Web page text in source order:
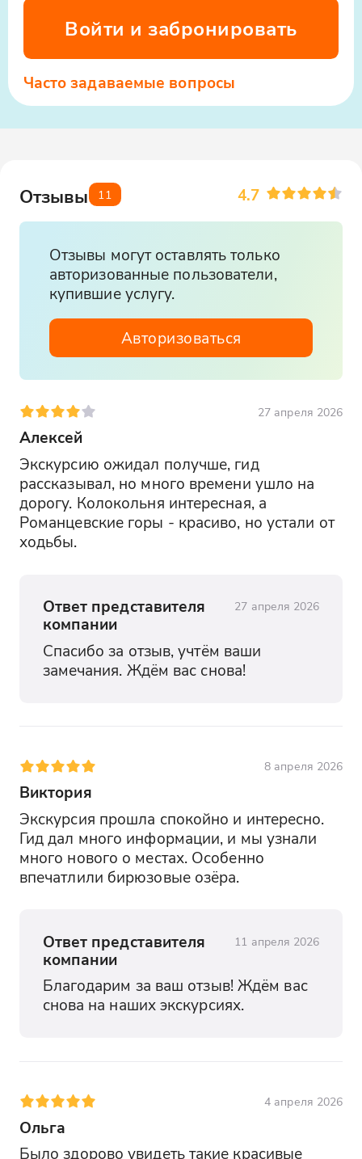
Войти и забронировать
Часто задаваемые вопросы
Отзывы 11 4.7
Отзывы могут оставлять только
авторизованные пользователи,
купившие услугу.
Авторизоваться
27 апреля 2026
Алексей
Экскурсию ожидал получше, гид
рассказывал, но много времени ушло на
дорогу. Колокольня интересная, а
Романцевские горы - красиво, но устали от
ходьбы.
Ответ представителя
компании
27 апреля 2026
Спасибо за отзыв, учтём ваши
замечания. Ждём вас снова!
8 апреля 2026
Виктория
Экскурсия прошла спокойно и интересно.
Гид дал много информации, и мы узнали
много нового о местах. Особенно
впечатлили бирюзовые озёра.
Ответ представителя
компании
11 апреля 2026
Благодарим за ваш отзыв! Ждём вас
снова на наших экскурсиях.
4 апреля 2026
Ольга
Было здорово увидеть такие красивые